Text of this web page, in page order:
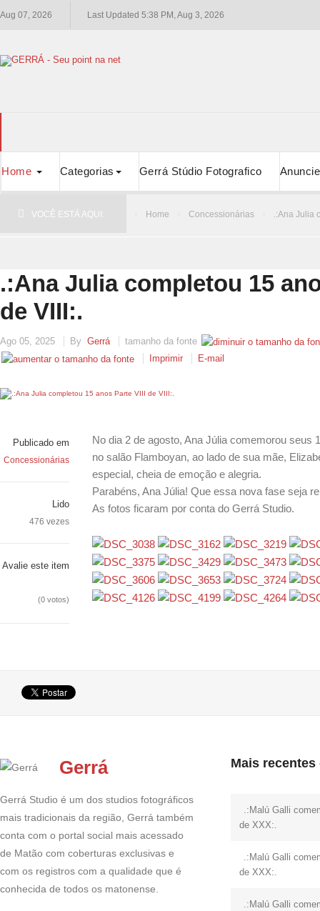
Aug 07, 2026 Last Updated 5:38 PM, Aug 3, 2026
Home Categorias Gerrá Stúdio Fotografico Anuncie
VOCÊ ESTÁ AQUI: Home Concessionárias .:Ana Julia
.:Ana Julia completou 15
de VIII:.
Ago 05, 2025 By Gerrá
tamanho da fonte
Imprimir
E-mail
Publicado em
Concessionárias
Lido
476 vezes
Avalie este item
(0 votos)
No dia 2 de agosto, Ana Júlia comemorou seus
no salão Flamboyan, ao lado de sua mãe,
especial, cheia de emoção e alegria.
Parabéns, Ana Júlia! Que essa nova fase seja
As fotos ficaram por conta do Gerrá Studio.
Gerrá
Gerrá Studio é um dos studios fotográficos
mais tradicionais da região, Gerrá também
conta com o portal social mais acessado
de Matão com coberturas exclusivas e
com os registros com a qualidade que é
conhecida de todos os matonense.
Mais recentes
.:Malú Galli
de XXX:.
.:Malú Galli
de XXX:.
.:Malú Galli